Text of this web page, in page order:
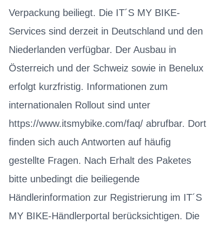
Verpackung beiliegt. Die IT´S MY BIKE-
Services sind derzeit in Deutschland und den
Niederlanden verfügbar. Der Ausbau in
Österreich und der Schweiz sowie in Benelux
erfolgt kurzfristig. Informationen zum
internationalen Rollout sind unter
https://www.itsmybike.com/faq/ abrufbar. Dort
finden sich auch Antworten auf häufig
gestellte Fragen. Nach Erhalt des Paketes
bitte unbedingt die beiliegende
Händlerinformation zur Registrierung im IT´S
MY BIKE-Händlerportal berücksichtigen. Die